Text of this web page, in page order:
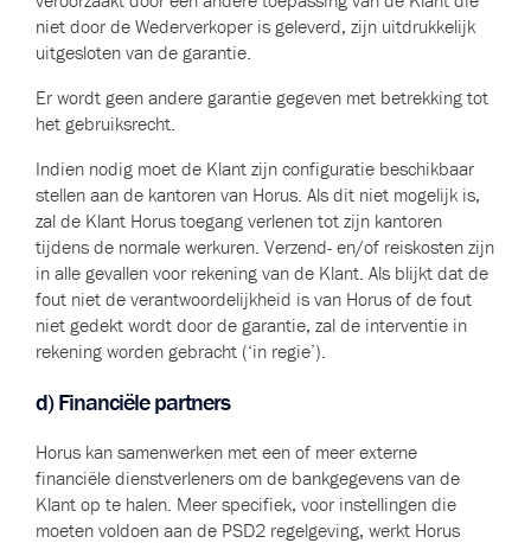
niet door de Wederverkoper is geleverd, zijn uitdrukkelijk
uitgesloten van de garantie.
Er wordt geen andere garantie gegeven met betrekking tot
het gebruiksrecht.
Indien nodig moet de Klant zijn configuratie beschikbaar
stellen aan de kantoren van Horus. Als dit niet mogelijk is,
zal de Klant Horus toegang verlenen tot zijn kantoren
tijdens de normale werkuren. Verzend- en/of reiskosten zijn
in alle gevallen voor rekening van de Klant. Als blijkt dat de
fout niet de verantwoordelijkheid is van Horus of de fout
niet gedekt wordt door de garantie, zal de interventie in
rekening worden gebracht (‘in regie’).
d) Financiële partners
Horus kan samenwerken met een of meer externe
financiële dienstverleners om de bankgegevens van de
Klant op te halen. Meer specifiek, voor instellingen die
moeten voldoen aan de PSD2 regelgeving, werkt Horus